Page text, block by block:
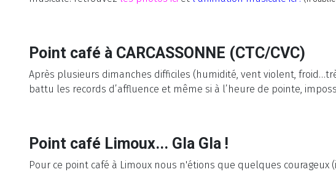
Point café à CARCASSONNE (CTC/CVC)
Après plusieurs dimanches difficiles (humidité, vent violent,
battu les records d’affluence et même si à l’heure de pointe,
Point café Limoux... Gla Gla !
Pour ce point café à Limoux nous n'étions que quelques